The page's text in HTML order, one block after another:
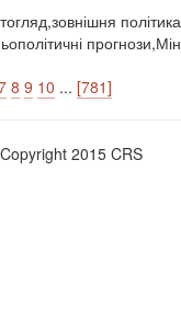
8 9 10 ... [781]
2015 CRS